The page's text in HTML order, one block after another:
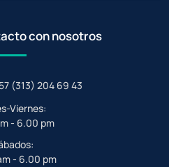
con nosotros
(313) 204 69 43
Viernes:
- 6.00 pm
- 6.00 pm